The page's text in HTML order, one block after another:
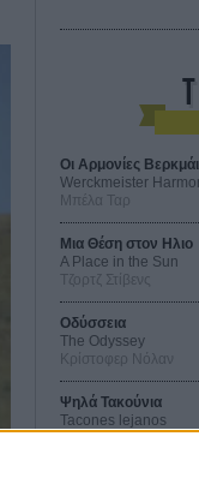
Οι Αρμονίες
Werckmeister
Μπέλα Ταρ
Μια Θέση στον Ηλιο
A Place in the Sun
Τζορτζ Στίβενς
Οδύσσεια
The Odyssey
Κρίστοφερ Νόλαν
Ψηλά Τακούνια
Tacones lejanos
Πέδρο Αλμοδόβαρ